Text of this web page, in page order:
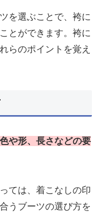
を選ぶことで、袴に
とができます。袴に
らのポイントを覚え
や形、長さなどの要
ては、着こなしの印
うブーツの選び方を